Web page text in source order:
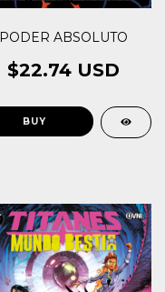
PODER ABSOLUTO
$22.74 USD